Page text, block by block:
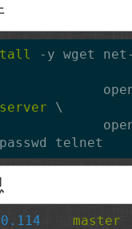
-y wget
server \
telnet
.114
master